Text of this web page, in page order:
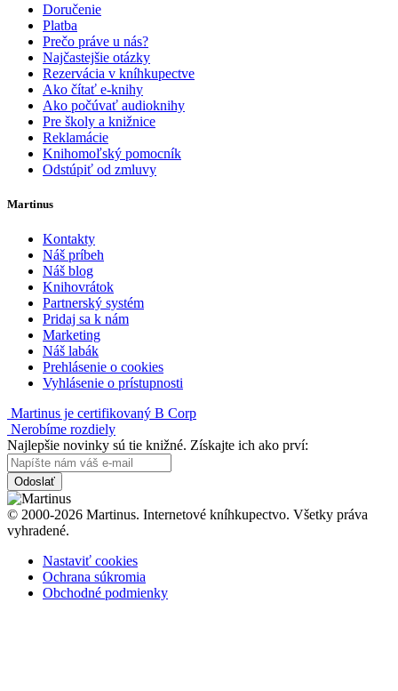
Doručenie
Platba
Prečo práve u nás?
Najčastejšie otázky
Rezervácia v kníhkupectve
Ako čítať e-knihy
Ako počúvať audioknihy
Pre školy a knižnice
Reklamácie
Knihomoľský pomocník
Odstúpiť od zmluvy
Martinus
Kontakty
Náš príbeh
Náš blog
Knihovrátok
Partnerský systém
Pridaj sa k nám
Marketing
Náš labák
Prehlásenie o cookies
Vyhlásenie o prístupnosti
Martinus je certifikovaný B Corp
Nerobíme rozdiely
Najlepšie novinky sú tie knižné. Získajte ich ako prví:
Odoslať
© 2000-2026 Martinus. Internetové kníhkupectvo. Všetky práva
vyhradené.
Nastaviť cookies
Ochrana súkromia
Obchodné podmienky